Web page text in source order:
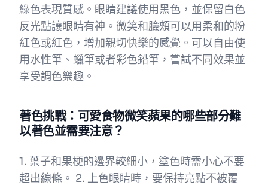
綠色表現質感。眼睛建議使用黑色，並保留白色
反光點讓眼睛有神。微笑和臉頰可以用柔和的粉
紅色或紅色，增加親切快樂的感覺。可以自由使
用水性筆、蠟筆或者彩色鉛筆，嘗試不同效果並
享受調色樂趣。
著色挑戰：可愛食物微笑蘋果的哪些部分難
以著色並需要注意？
1. 葉子和果梗的邊界較細小，塗色時需小心不要
超出線條。 2. 上色眼睛時，要保持亮點不被覆